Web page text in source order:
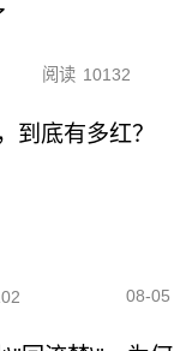
阅读 10132
到底有多红？
08-05